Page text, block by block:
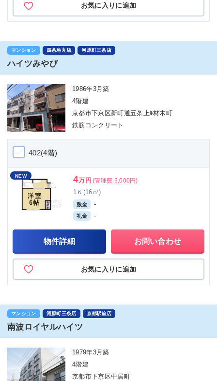
お気に入りに追加
マンション 四条烏丸店 河原町三条店
ハイツみやび
1986年3月築
4階建
京都市下京区新町通五条上ﾙ材木町
鉄筋コンクリート
402(4階)
NEW 4万円 (管理費 3,000円)
1Ｋ(16㎡)
敷金 -
礼金 -
物件詳細 お問い合わせ
お気に入りに追加
マンション 河原町三条店 京都駅前店
南波ロイヤルハイツ
1979年3月築
4階建
京都市下京区中居町